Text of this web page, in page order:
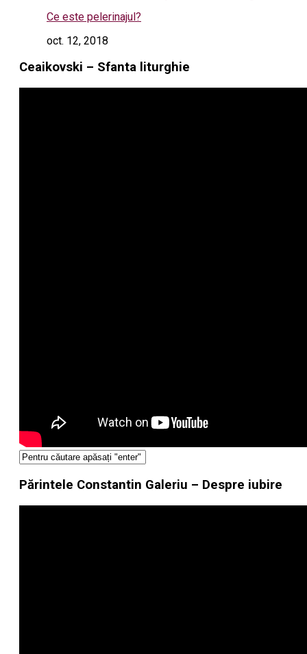
Ce este pelerinajul?
oct. 12, 2018
Ceaikovski – Sfanta liturghie
Părintele Constantin Galeriu – Despre iubire